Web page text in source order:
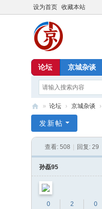
设为首页 收藏本站
论坛 京城杂谈
京
» 论坛 › 京城杂谈 ›
发新帖
查看: 508 回复: 29
孙磊95
0
2
0